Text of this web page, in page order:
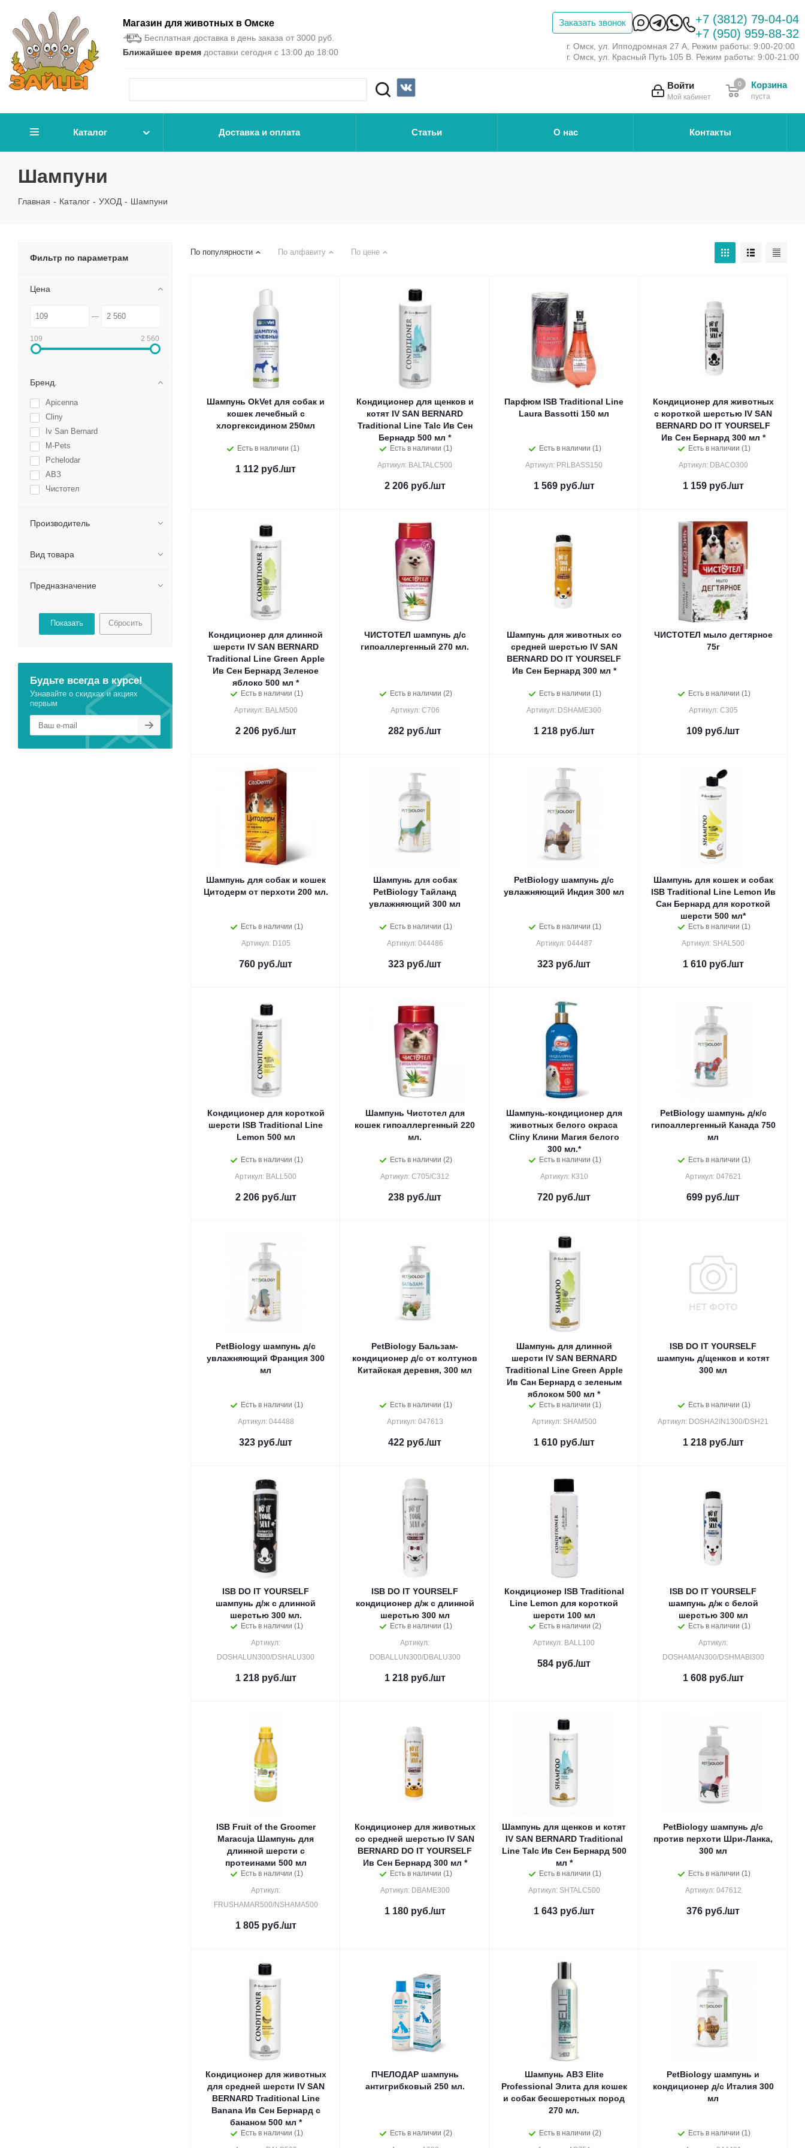
Магазин для животных в Омске
Бесплатная доставка в день заказа от 3000 руб.
Ближайшее время доставки сегодня с 13:00 до 18:00
Заказать звонок
+7 (3812) 79-04-04
+7 (950) 959-88-32
г. Омск, ул. Ипподромная 27 А, Режим работы: 9:00-20:00
г. Омск, ул. Красный Путь 105 В. Режим работы: 9:00-21:00
Войти
Мой кабинет
Корзина
пуста
0
Каталог Доставка и оплата Статьи О нас Контакты
Шампуни
Главная - Каталог - УХОД - Шампуни
По популярности По алфавиту По цене
Шампунь OkVet для собак и
кошек лечебный с
хлоргексидином 250мл
Есть в наличии (1)
1 112 руб./шт
Кондиционер для щенков и
котят IV SAN BERNARD
Traditional Line Talc Ив Сен
Бернадр 500 мл *
Есть в наличии (1)
Артикул: BALTALC500
2 206руб./шт
Парфюм ISB Traditional Line
Laura Bassotti 150 мл
Есть в наличии (1)
Артикул: PRLBASS150
1 569руб./шт
Кондиционер для животных
с короткой шерстью IV SAN
BERNARD DO IT YOURSELF
Ив Сен Бернард 300 мл *
Есть в наличии (1)
Артикул: DBACO300
1 159руб./шт
Кондиционер для длинной
шерсти IV SAN BERNARD
Traditional Line Green Apple
Ив Сен Бернард Зеленое
яблоко 500 мл *
Есть в наличии (1)
Артикул: BALM500
2 206руб./шт
ЧИСТОТЕЛ шампунь д/с
гипоаллергенный 270 мл.
Есть в наличии (2)
Артикул: С706
282 руб./шт
Шампунь для животных со
средней шерстью IV SAN
BERNARD DO IT YOURSELF
Ив Сен Бернард 300 мл *
Есть в наличии (1)
Артикул: DSHAМЕ300
1 218руб./шт
ЧИСТОТЕЛ мыло дегтярное
75г
Есть в наличии (1)
Артикул: С305
109 руб./шт
Шампунь для собак и кошек
Цитодерм от перхоти 200 мл.
Есть в наличии (1)
Артикул: D105
760 руб./шт
Шампунь для собак
PetBiology Тайланд
увлажняющий 300 мл
Есть в наличии (1)
Артикул: 044486
323 руб./шт
PetBiology шампунь д/с
увлажняющий Индия 300 мл
Есть в наличии (1)
Артикул: 044487
323 руб./шт
Шампунь для кошек и собак
ISB Traditional Line Lemon Ив
Сан Бернард для короткой
шерсти 500 мл*
Есть в наличии (1)
Артикул: SHAL500
1 610руб./шт
Кондиционер для короткой
шерсти ISB Traditional Line
Lemon 500 мл
Есть в наличии (1)
Артикул: BALL500
2 206руб./шт
Шампунь Чистотел для
кошек гипоаллергенный 220
мл.
Есть в наличии (2)
Артикул: С705/С312
238 руб./шт
Шампунь-кондиционер для
животных белого окраса
Cliny Клини Магия белого
300 мл.*
Есть в наличии (1)
Артикул: К310
720 руб./шт
PetBiology шампунь д/к/с
гипоаллергенный Канада 750
мл
Есть в наличии (1)
Артикул: 047621
699 руб./шт
PetBiology шампунь д/с
увлажняющий Франция 300
мл
Есть в наличии (1)
Артикул: 044488
323 руб./шт
PetBiology Бальзам-
кондиционер д/с от колтунов
Китайская деревня, 300 мл
Есть в наличии (1)
Артикул: 047613
422 руб./шт
Шампунь для длинной
шерсти IV SAN BERNARD
Traditional Line Green Apple
Ив Сан Бернард с зеленым
яблоком 500 мл *
Есть в наличии (1)
Артикул: SHAM500
1 610руб./шт
ISB DO IT YOURSELF
шампунь д/щенков и котят
300 мл
Есть в наличии (1)
Артикул: DOSHA2IN1300/DSH21
1 218руб./шт
ISB DO IT YOURSELF
шампунь д/ж с длинной
шерстью 300 мл.
Есть в наличии (1)
Артикул:
DOSHALUN300/DSHALU300
1 218руб./шт
ISB DO IT YOURSELF
кондиционер д/ж с длинной
шерстью 300 мл
Есть в наличии (1)
Артикул:
DOBALLUN300/DBALU300
1 218руб./шт
Кондиционер ISB Traditional
Line Lemon для короткой
шерсти 100 мл
Есть в наличии (2)
Артикул: BALL100
584 руб./шт
ISB DO IT YOURSELF
шампунь д/ж с белой
шерстью 300 мл
Есть в наличии (1)
Артикул:
DOSHAMAN300/DSHMABI300
1 608руб./шт
ISB Fruit of the Groomer
Maracuja Шампунь для
длинной шерсти с
протеинами 500 мл
Есть в наличии (1)
Артикул:
FRUSHAMAR500/NSHAMA500
1 805руб./шт
Кондиционер для животных
со средней шерстью IV SAN
BERNARD DO IT YOURSELF
Ив Сен Бернард 300 мл *
Есть в наличии (1)
Артикул: DBAМЕ300
1 180руб./шт
Шампунь для щенков и котят
IV SAN BERNARD Traditional
Line Talc Ив Сен Бернард 500
мл *
Есть в наличии (1)
Артикул: SHTALC500
1 643руб./шт
PetBiology шампунь д/с
против перхоти Шри-Ланка,
300 мл
Есть в наличии (1)
Артикул: 047612
376 руб./шт
Кондиционер для животных
для средней шерсти IV SAN
BERNARD Traditional Line
Banana Ив Сен Бернард с
бананом 500 мл *
Есть в наличии (1)
ПЧЕЛОДАР шампунь
антигрибковый 250 мл.
Есть в наличии (2)
Шампунь АВЗ Elite
Professional Элита для кошек
и собак бесшерстных пород
270 мл.
Есть в наличии (2)
PetBiology шампунь и
кондиционер д/с Италия 300
мл
Есть в наличии (1)
Фильтр по параметрам
Цена
109 2 560
Бренд.
Apicenna
Cliny
Iv San Bernard
M-Pets
Pchelodar
АВЗ
Чистотел
Производитель
Вид товара
Предназначение
Сбросить
Будьте всегда в курсе!
Узнавайте о скидках и акциях
первым